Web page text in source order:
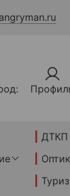
ДТКП